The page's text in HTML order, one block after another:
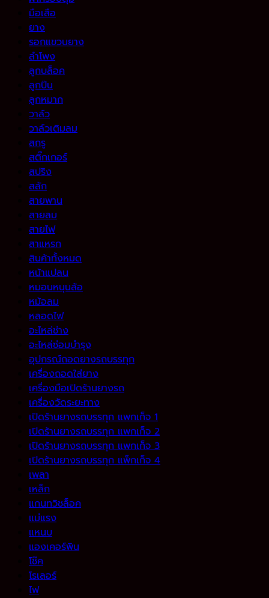
มือเสือ
ยาง
รอกแขวนยาง
ลำโพง
ลูกบล็อค
ลูกปืน
ลูกหมาก
วาล์ว
วาล์วเติมลม
สกรู
สติ๊กเกอร์
สปริง
สลัก
สายพาน
สายลม
สายไฟ
สาแหรก
สินค้าทั้งหมด
หน้าแปลน
หมอนหนุนล้อ
หม้อลม
หลอดไฟ
อะไหล่ช่าง
อะไหล่ซ่อมบำรุง
อุปกรณ์ถอดยางรถบรรทุก
เครื่องถอดใส่ยาง
เครื่องมือเปิดร้านยางรถ
เครื่องวัดระยะทาง
เปิดร้านยางรถบรรทุก แพกเก็จ 1
เปิดร้านยางรถบรรทุก แพกเก็จ 2
เปิดร้านยางรถบรรทุก แพกเก็จ 3
เปิดร้านยางรถบรรทุก แพ็กเก็จ 4
เพลา
เหล็ก
แกนทวิชล็อค
แม่แรง
แหนบ
แองเคอร์พิน
โช๊ค
โรเลอร์
ไฟ